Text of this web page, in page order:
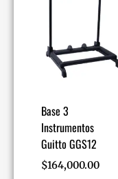
Base 3
Instrumentos
Guitto GGS12
$164,000.00